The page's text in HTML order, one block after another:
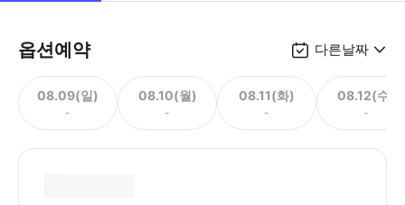
옵션예약 다른날짜
08.09(일)
-
08.10(월)
-
08.11(화)
-
08.12(수)
-